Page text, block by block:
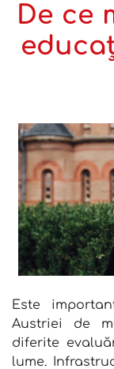
De ce
Este
Austriei de
diferite
lume.